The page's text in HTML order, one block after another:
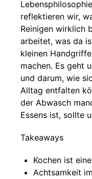
reflektieren wir,
Reinigen wirklich
arbeitet, was da
kleinen
machen. Es geht
und darum, wie
Alltag entfalten
der Abwasch
Essens ist, sollte
Takeaways
Kochen ist
Achtsamkeit